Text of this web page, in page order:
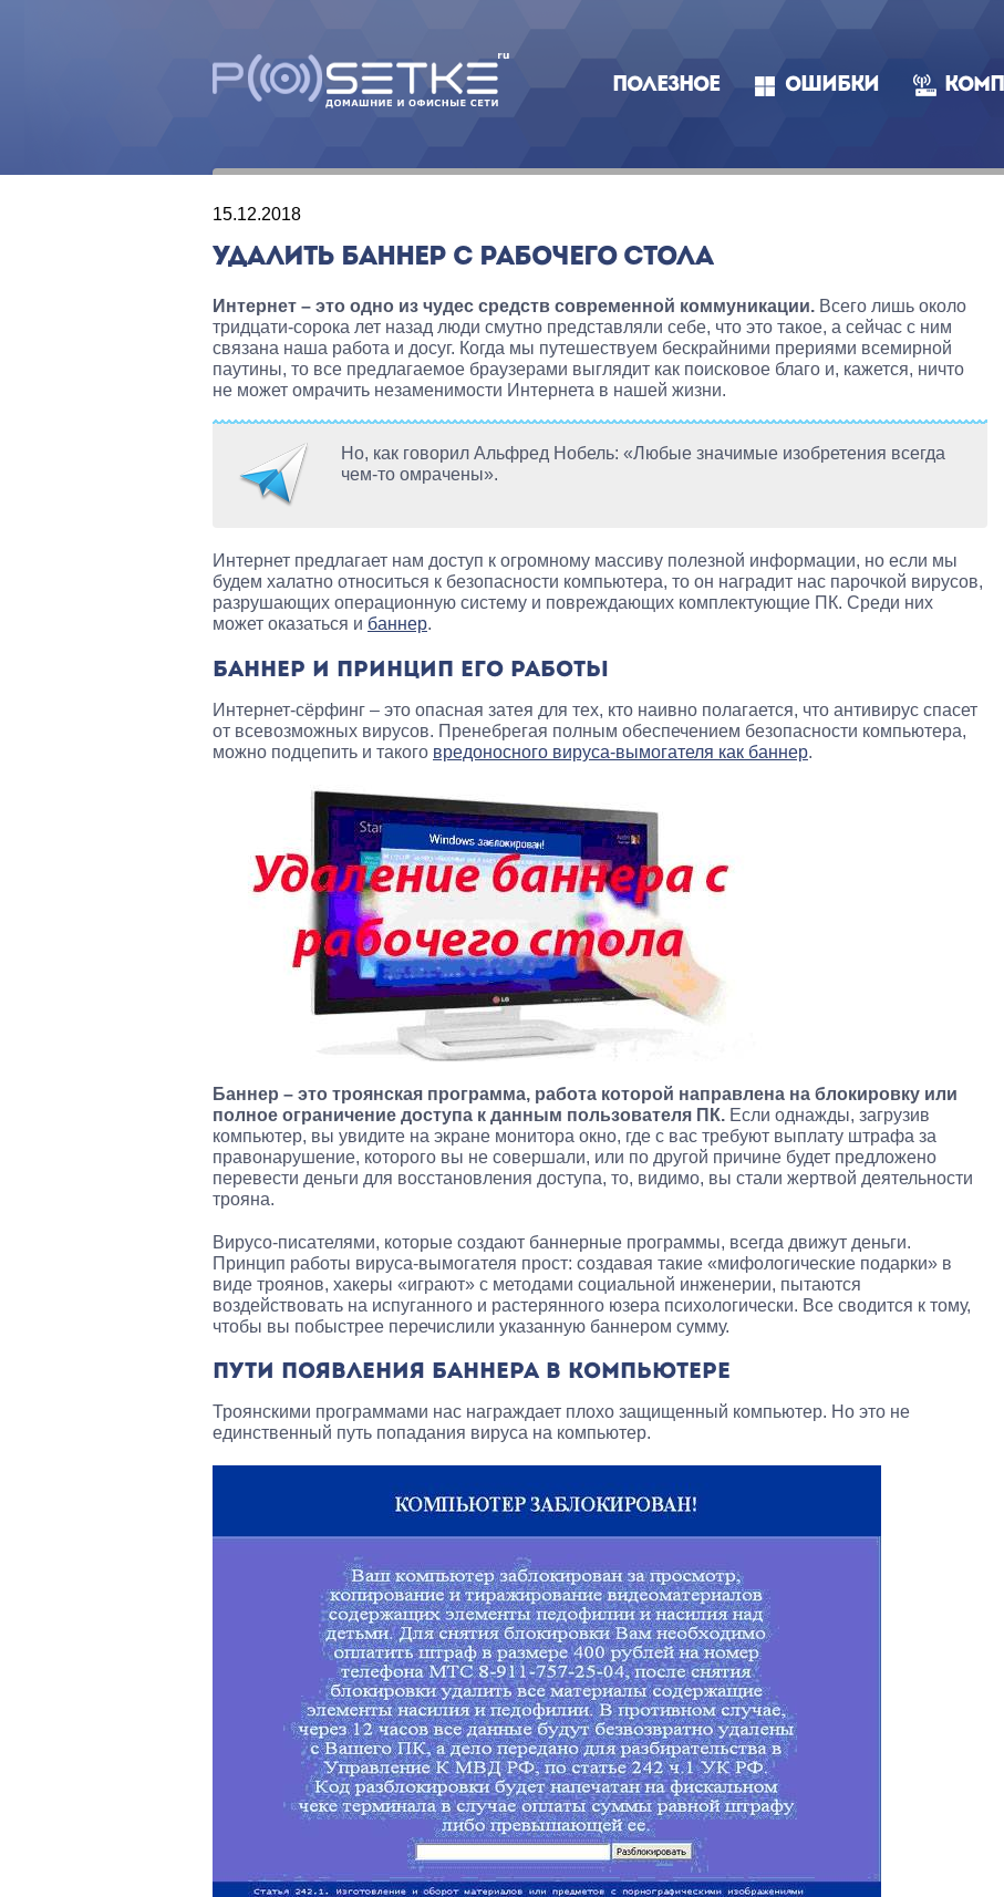
ПОЛЕЗНОЕ ОШИБКИ
15.12.2018
УДАЛИТЬ БАННЕР С РАБОЧЕГО СТОЛА
Интернет – это одно из чудес средств современной коммуникации. Всего лишь около
тридцати-сорока лет назад люди смутно представляли себе, что это такое, а сейчас с ним
связана наша работа и досуг. Когда мы путешествуем бескрайними прериями всемирной
паутины, то все предлагаемое браузерами выглядит как поисковое благо и, кажется, ничто
не может омрачить незаменимости Интернета в нашей жизни.
Но, как говорил Альфред Нобель: «Любые значимые изобретения всегда
чем-то омрачены».
Интернет предлагает нам доступ к огромному массиву полезной информации, но если мы
будем халатно относиться к безопасности компьютера, то он наградит нас парочкой вирусов,
разрушающих операционную систему и повреждающих комплектующие ПК. Среди них
может оказаться и баннер.
БАННЕР И ПРИНЦИП ЕГО РАБОТЫ
Интернет-сёрфинг – это опасная затея для тех, кто наивно полагается, что антивирус спасет
от всевозможных вирусов. Пренебрегая полным обеспечением безопасности компьютера,
можно подцепить и такого вредоносного вируса-вымогателя как баннер.
Баннер – это троянская программа, работа которой направлена на блокировку или
полное ограничение доступа к данным пользователя ПК. Если однажды, загрузив
компьютер, вы увидите на экране монитора окно, где с вас требуют выплату штрафа за
правонарушение, которого вы не совершали, или по другой причине будет предложено
перевести деньги для восстановления доступа, то, видимо, вы стали жертвой деятельности
трояна.
Вирусо-писателями, которые создают баннерные программы, всегда движут деньги.
Принцип работы вируса-вымогателя прост: создавая такие «мифологические подарки» в
виде троянов, хакеры «играют» с методами социальной инженерии, пытаются
воздействовать на испуганного и растерянного юзера психологически. Все сводится к тому,
чтобы вы побыстрее перечислили указанную баннером сумму.
ПУТИ ПОЯВЛЕНИЯ БАННЕРА В КОМПЬЮТЕРЕ
Троянскими программами нас награждает плохо защищенный компьютер. Но это не
единственный путь попадания вируса на компьютер.